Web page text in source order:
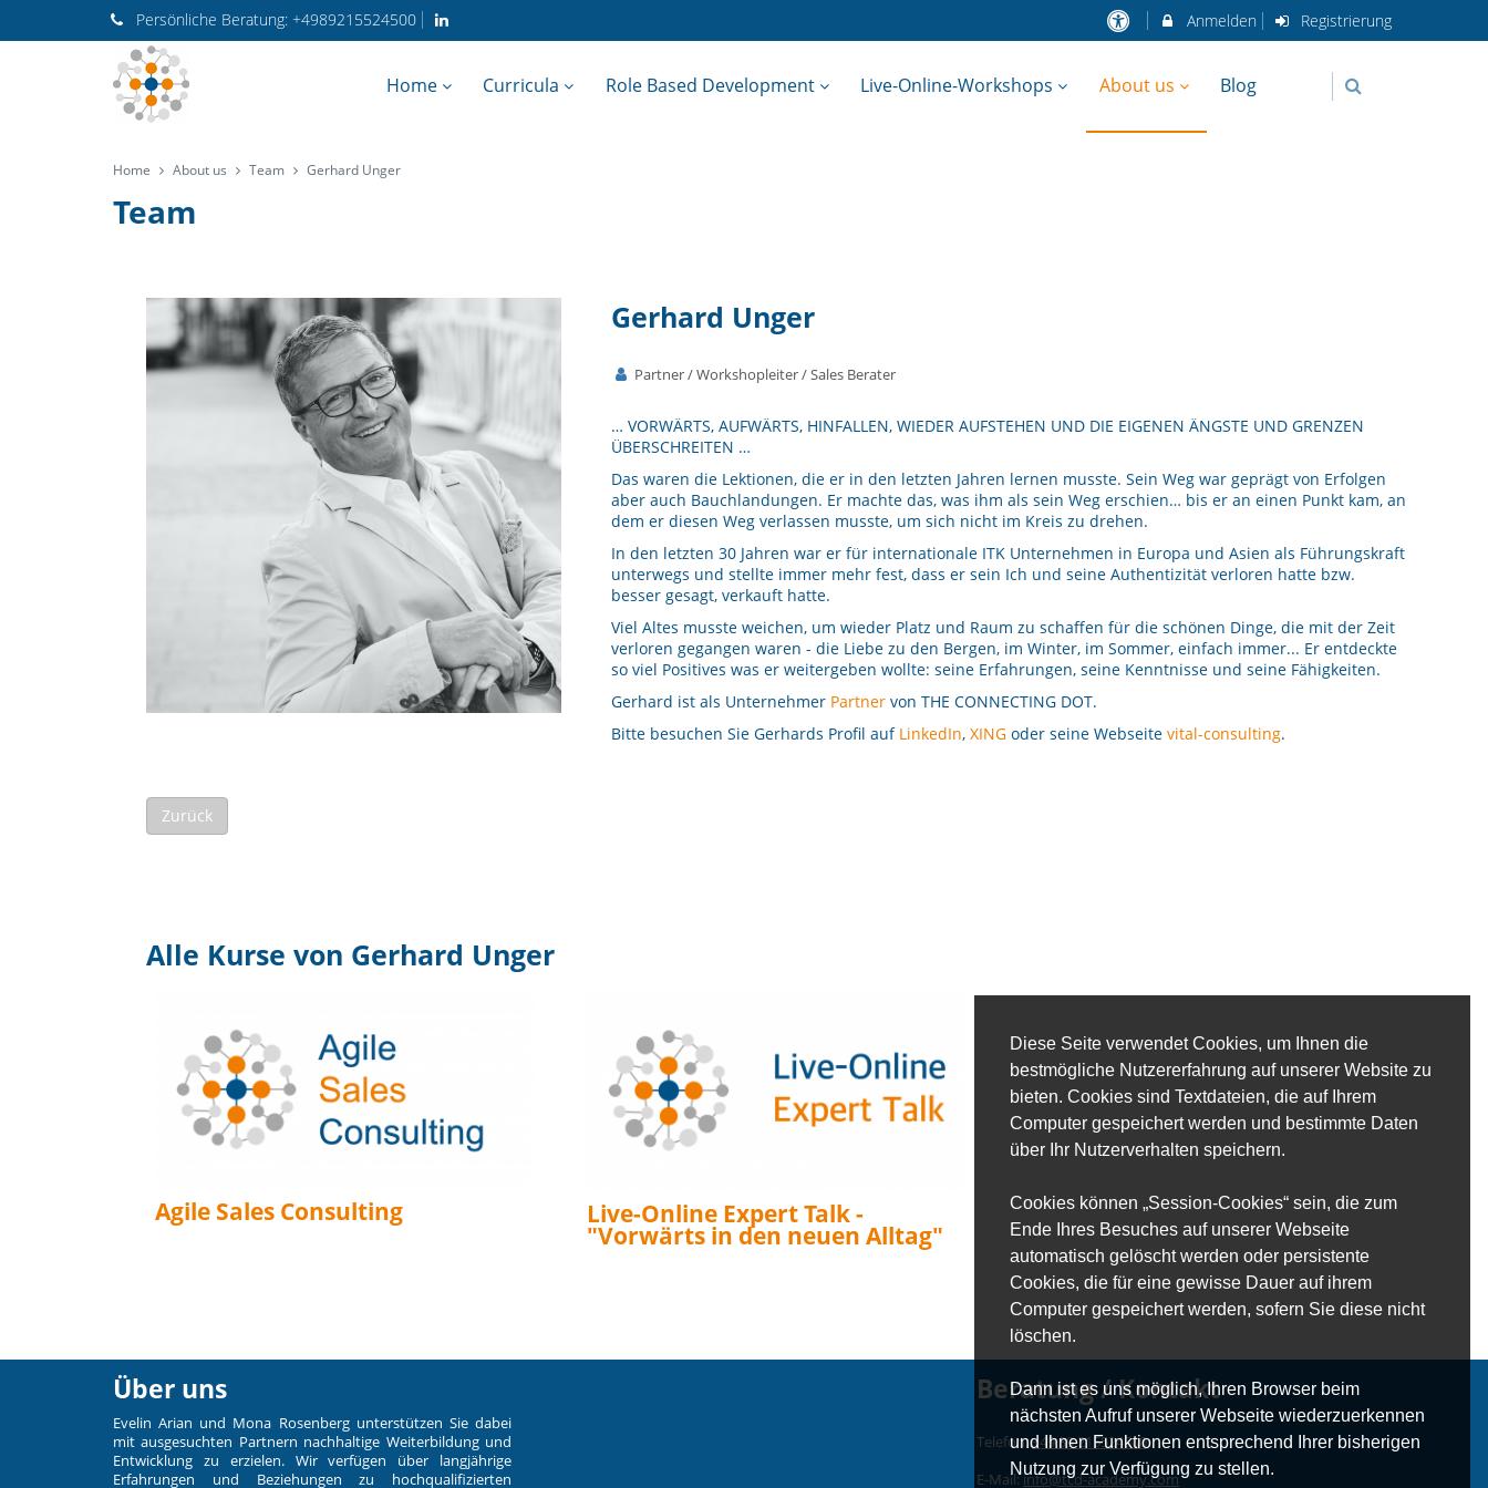
Diese Seite verwendet Cookies, um Ihnen die
bestmögliche Nutzererfahrung auf unserer Website zu
bieten. Cookies sind Textdateien, die auf Ihrem
Computer gespeichert werden und bestimmte Daten
über Ihr Nutzerverhalten speichern.
Cookies können „Session-Cookies“ sein, die zum
Ende Ihres Besuches auf unserer Webseite
automatisch gelöscht werden oder persistente
Cookies, die für eine gewisse Dauer auf ihrem
Computer gespeichert werden, sofern Sie diese nicht
löschen.
Dann ist es uns möglich, Ihren Browser beim
nächsten Aufruf unserer Webseite wiederzuerkennen
und Ihnen Funktionen entsprechend Ihrer bisherigen
Nutzung zur Verfügung zu stellen.
Persönliche Beratung: +4989215524500 Anmelden Registrierung
Home Curricula Role Based Development Live-Online-Workshops About us Blog
Home About us Team Gerhard Unger
Team
Gerhard Unger
Partner / Workshopleiter / Sales Berater
… VORWÄRTS, AUFWÄRTS, HINFALLEN, WIEDER AUFSTEHEN UND DIE EIGENEN ÄNGSTE UND GRENZEN
ÜBERSCHREITEN …
Das waren die Lektionen, die er in den letzten Jahren lernen musste. Sein Weg war geprägt von Erfolgen
aber auch Bauchlandungen. Er machte das, was ihm als sein Weg erschien… bis er an einen Punkt kam, an
dem er diesen Weg verlassen musste, um sich nicht im Kreis zu drehen.
In den letzten 30 Jahren war er für internationale ITK Unternehmen in Europa und Asien als Führungskraft
unterwegs und stellte immer mehr fest, dass er sein Ich und seine Authentizität verloren hatte bzw.
besser gesagt, verkauft hatte.
Viel Altes musste weichen, um wieder Platz und Raum zu schaffen für die schönen Dinge, die mit der Zeit
verloren gegangen waren - die Liebe zu den Bergen, im Winter, im Sommer, einfach immer... Er entdeckte
so viel Positives was er weitergeben wollte: seine Erfahrungen, seine Kenntnisse und seine Fähigkeiten.
Gerhard ist als Unternehmer Partner von THE CONNECTING DOT.
Bitte besuchen Sie Gerhards Profil auf LinkedIn, XING oder seine Webseite vital-consulting.
Zurück
Alle Kurse von Gerhard Unger
Agile Sales Consulting Live-Online Expert Talk -
"Vorwärts in den neuen Alltag"
Über uns
Evelin Arian und Mona Rosenberg unterstützen Sie dabei
mit ausgesuchten Partnern nachhaltige Weiterbildung und
Entwicklung zu erzielen. Wir verfügen über langjährige
Erfahrungen und Beziehungen zu hochqualifizierten
Beratung / Kontakt
Telefon:+49 89 215524500
E-Mail:info@tcd-academy.com